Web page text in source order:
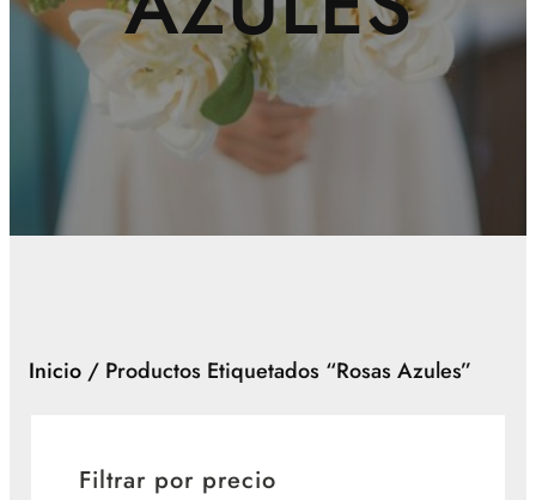
Inicio/ Productos Etiquetados “rosas Azules”
Filtrar por precio